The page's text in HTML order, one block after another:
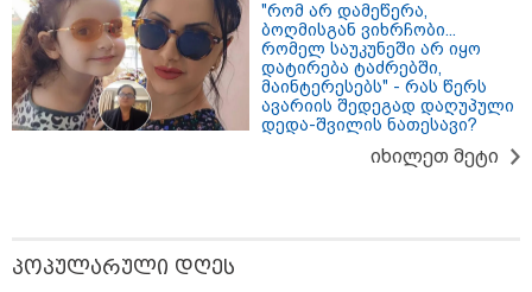
19:32 / 08-08-2026
"სიმბოლურია, რომ კობახიძის
მოღალატეობრივი განცხადება
საქართველოს
თავისუფლებისთვის შეწირული
გმირების მემორიალზე
გაკეთდა" - "ნაციონალური
კობახიძის განცხადებას" -
"რომ არ დამეწერა,
ბოღმისგან ვიხრჩობი...
რომელ საუკუნეში არ იყო
დატირება ტაძრებში,
მაინტერესებს" - რას წერს
ავარიის შედეგად დაღუპული
დედა-შვილის ნათესავი?
იხილეთ მეტი
პოპულარული დღეს